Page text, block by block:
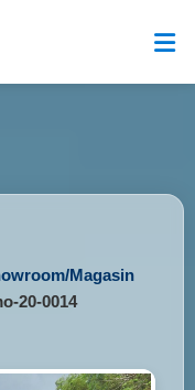
Magasin
20-0014